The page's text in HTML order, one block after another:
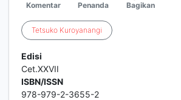
Komentar Penanda Bagikan
Tetsuko Kuroyanangi
Edisi
Cet.XXVII
ISBN/ISSN
978-979-2-3655-2